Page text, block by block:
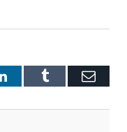
LinkedInTumblr E-